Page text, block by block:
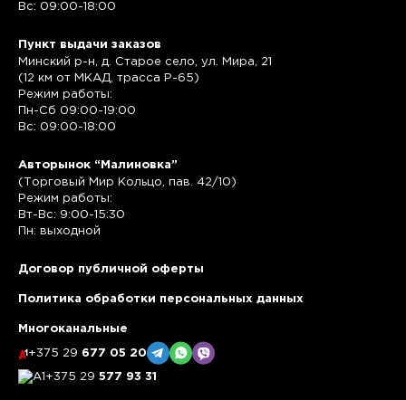
Вс: 09:00-18:00
Пункт выдачи заказов
Минский р-н, д. Старое село, ул. Мира, 21
(12 км от МКАД, трасса P-65)
Режим работы:
Пн-Сб 09:00-19:00
Вс: 09:00-18:00
Авторынок “Малиновка”
(Торговый Мир Кольцо, пав. 42/10)
Режим работы:
Вт-Вс: 9:00-15:30
Пн: выходной
Договор публичной оферты
Политика обработки персональных данных
Многоканальные
+375 29 677 05 20
+375 29 577 93 31